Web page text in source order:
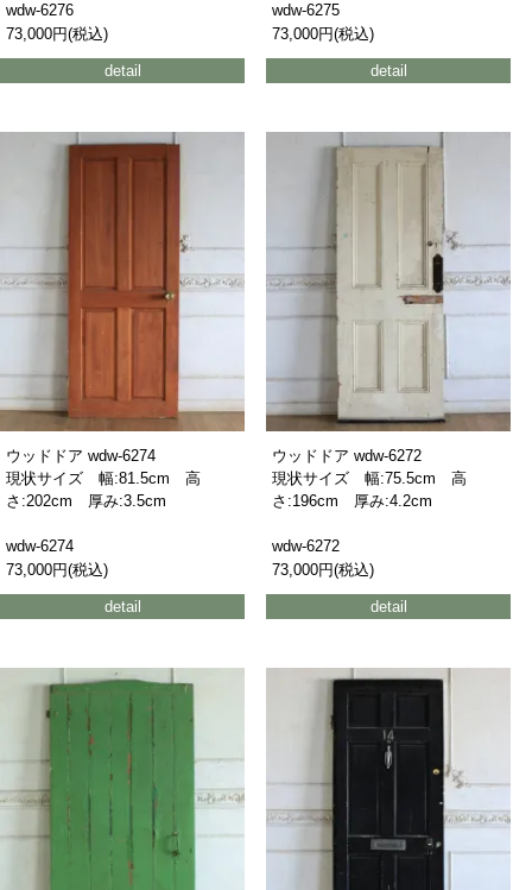
wdw-6276
73,000円(税込)
detail
wdw-6275
73,000円(税込)
detail
ウッドドア wdw-6274
現状サイズ 幅:81.5cm 高
さ:202cm 厚み:3.5cm
wdw-6274
73,000円(税込)
detail
ウッドドア wdw-6272
現状サイズ 幅:75.5cm 高
さ:196cm 厚み:4.2cm
wdw-6272
73,000円(税込)
detail